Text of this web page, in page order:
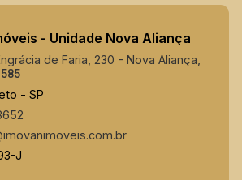
- Unidade Nova Aliança
de Faria, 230 - Nova Aliança,
- SP
J